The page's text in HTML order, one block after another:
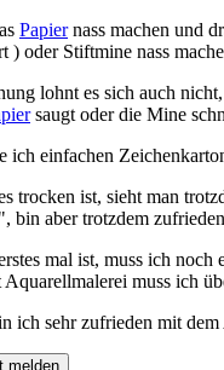
Papiernass machen und
) oder Stiftmine nass
lohnt es sich auch nicht,
saugt oder die Mine
ich einfachen
trocken ist, sieht man
bin aber trotzdem
mal ist, muss ich noch
muss ich
ich sehr zufrieden mit
melden